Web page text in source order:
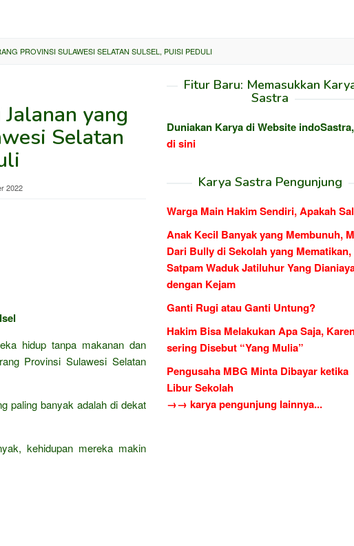
PROVINSI SULAWESI SELATAN SULSEL, PUISI PEDULI
yang
Selatan
2022
hidup tanpa makanan dan
Provinsi Sulawesi Selatan
paling banyak adalah di dekat
kehidupan mereka makin
Fitur Baru: Memasukkan
Sastra
Duniakan Karya di Website indoSastra,
di sini
Karya Sastra Pengunjung
Warga Main Hakim Sendiri, Apakah
Anak Kecil Banyak yang Membunuh,
Dari Bully di Sekolah yang Mematikan,
Satpam Waduk Jatiluhur Yang
dengan Kejam
Ganti Rugi atau Ganti Untung?
Hakim Bisa Melakukan Apa Saja,
sering Disebut “Yang Mulia”
Pengusaha MBG Minta Dibayar ketika
Libur Sekolah
→→ karya pengunjung lainnya...